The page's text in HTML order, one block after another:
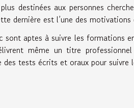
destinées aux personnes
dernière est l’une des
sont aptes à suivre les formations
même un titre
tests écrits et oraux pour suivre